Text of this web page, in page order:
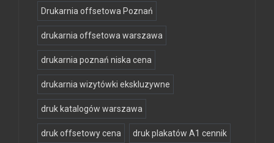
Drukarnia offsetowa Poznań
drukarnia offsetowa warszawa
drukarnia poznań niska cena
drukarnia wizytówki ekskluzywne
druk katalogów warszawa
druk offsetowy cena druk plakatów A1 cennik